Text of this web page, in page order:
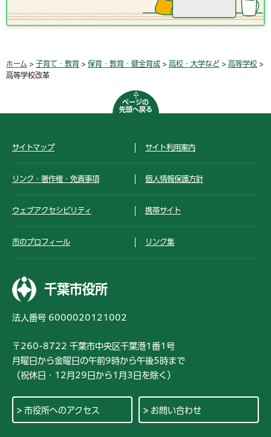
ホーム > 子育て・教育 > 保育・教育・健全育成 > 高校・大学など > 高等学校 >
高等学校改革
ページの
先頭へ戻る
サイトマップ サイト利用案内
リンク・著作権・免責事項 個人情報保護方針
ウェブアクセシビリティ 携帯サイト
市のプロフィール リンク集
千葉市役所
法人番号 6000020121002
〒260-8722 千葉市中央区千葉港1番1号
月曜日から金曜日の午前9時から午後5時まで
（祝休日・12月29日から1月3日を除く）
市役所へのアクセス お問い合わせ